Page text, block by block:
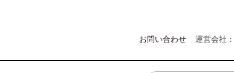
お問い合わせ 運営会社：